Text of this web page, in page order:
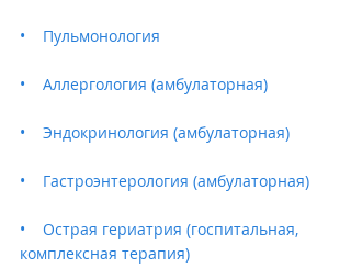
•    Пульмонология
•    Аллергология (амбулаторная)
•    Эндокринология (амбулаторная)
•    Гастроэнтерология (амбулаторная)
•    Острая гериатрия (госпитальная,
комплексная терапия)